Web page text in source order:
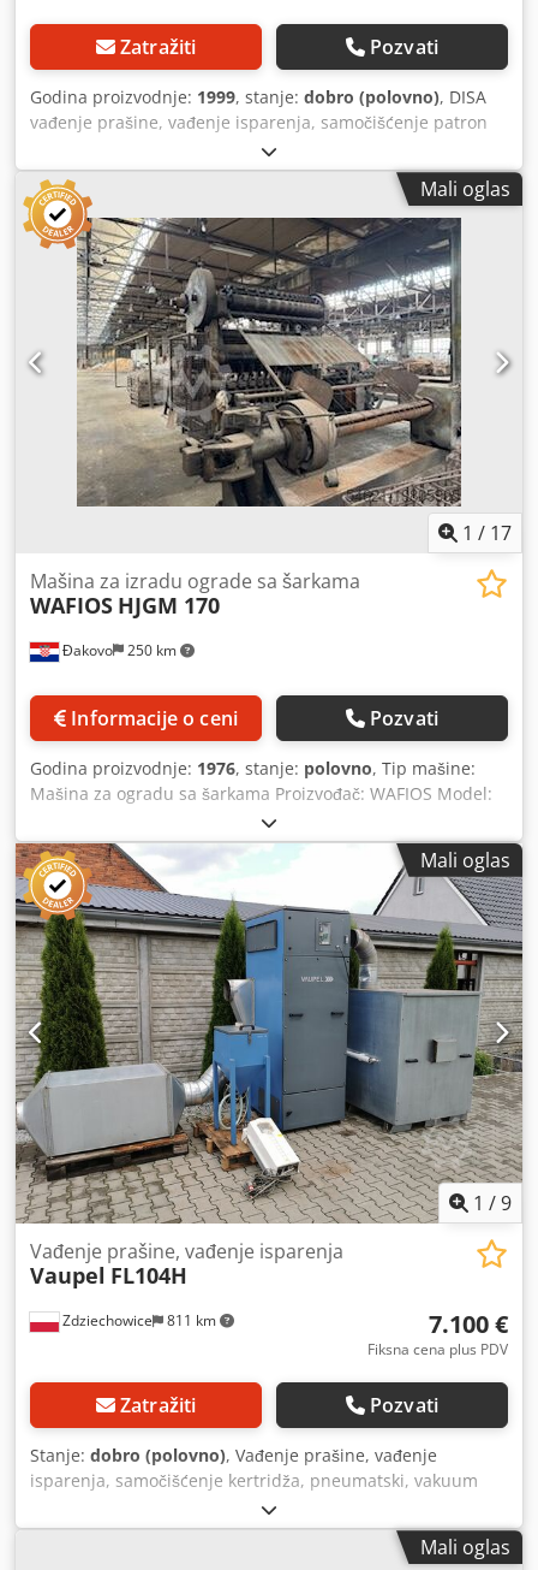
Zatražiti Pozvati
Godina proizvodnje: 1999, stanje: dobro (polovno), DISA
vađenje prašine, vađenje isparenja, samočišćenje patron
filtera, pneumatski, vakuum filter za plazmu, laser,
šmirglanje, pucanje sode, pucanje iz vazduha, plastika i
katalizatori, mineralni procesi i sve vrste suve prašine.
Filter se pneumatski čisti komprimovanim pulsem vazduha
tokom rada, što uređaj čini visoko efikasnim. Ventilator na
čistoj strani što smanjuje rizik od eksplozije na minimum.
Veoma izdržljivi kertridži filtera otporni na vlagu.
Aluminizovana, antistatična, operativna temperatura do
135 stepeni Celzijusa. Ventilator od 11 Kw Kapacitet do
8000 m3/h Crodpfx Ajhqd Tvjk Aof Usisivač do 4300 Pa
Oblast filtracije 128 m2
Mali oglas
1 / 17
Đakovo 250 km
Mašina za izradu ograde sa šarkama
WAFIOS HJGM 170
Informacije o ceni Pozvati
Godina proizvodnje: 1976, stanje: polovno, Tip mašine:
Mašina za ogradu sa šarkama Proizvođač: WAFIOS Model:
HJGM Godina proizvodnje: 1976 Opseg prečnika žice: 2,0-
3,0 mm Codpfx Akow Rq Ave Ajrf Radna širina: 2000 mm
Vertikalno rastojanje žica: 150 mm
Mali oglas
1 /9
Zdziechowice 811 km
Vađenje prašine, vađenje isparenja
Vaupel FL104H
7.100 €
Fiksna cena plus PDV
Zatražiti Pozvati
Stanje: dobro (polovno), Vađenje prašine, vađenje
isparenja, samočišćenje kertridža, pneumatski, vakuum
filter za plazmu, laser, šmirglanje, gazirana pića, pucanje i
za sve vrste suve prašine. Brend: Vaupel - Gram Model : FL
104H Visok vakuumski uređaj. Filter se čisti pulsimaMali oglas